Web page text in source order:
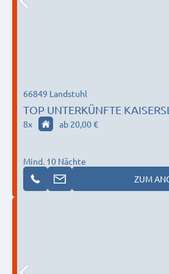
TOP UNTERKÜNFTE
66849 Landstuhl
8x ab 20,00 €
Mind. 10 Nächte
ZUM